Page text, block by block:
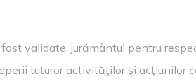
validate, jurământul pentru
tuturor activităţilor şi acţiunilor